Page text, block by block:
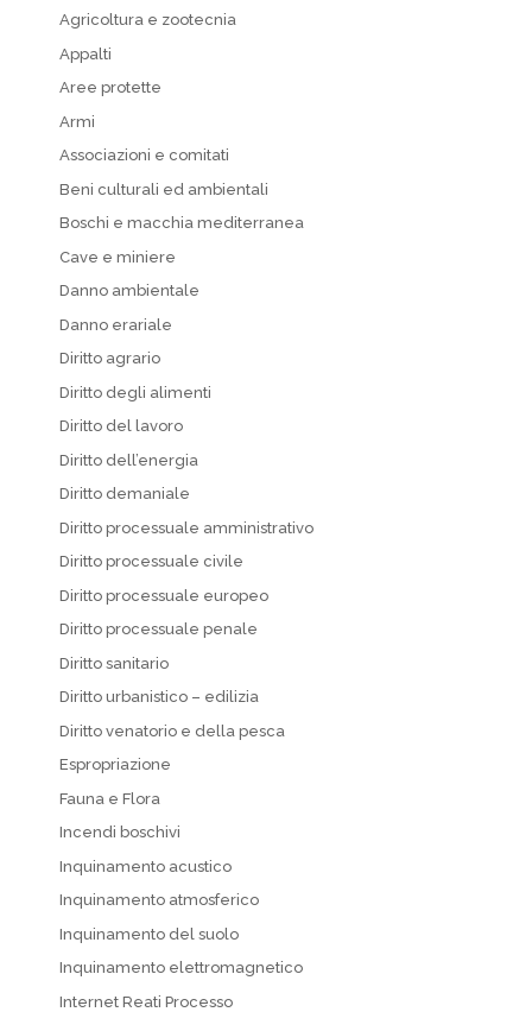
Agricoltura e zootecnia
Appalti
Aree protette
Armi
Associazioni e comitati
Beni culturali ed ambientali
Boschi e macchia mediterranea
Cave e miniere
Danno ambientale
Danno erariale
Diritto agrario
Diritto degli alimenti
Diritto del lavoro
Diritto dell’energia
Diritto demaniale
Diritto processuale amministrativo
Diritto processuale civile
Diritto processuale europeo
Diritto processuale penale
Diritto sanitario
Diritto urbanistico – edilizia
Diritto venatorio e della pesca
Espropriazione
Fauna e Flora
Incendi boschivi
Inquinamento acustico
Inquinamento atmosferico
Inquinamento del suolo
Inquinamento elettromagnetico
Internet Reati Processo